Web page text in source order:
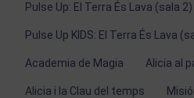
Pulse Up: El Terra És Lava (sala 2)
Pulse Up KIDS: El Terra És Lava
Academia de Magia Alicia al
Alicia i la Clau del temps